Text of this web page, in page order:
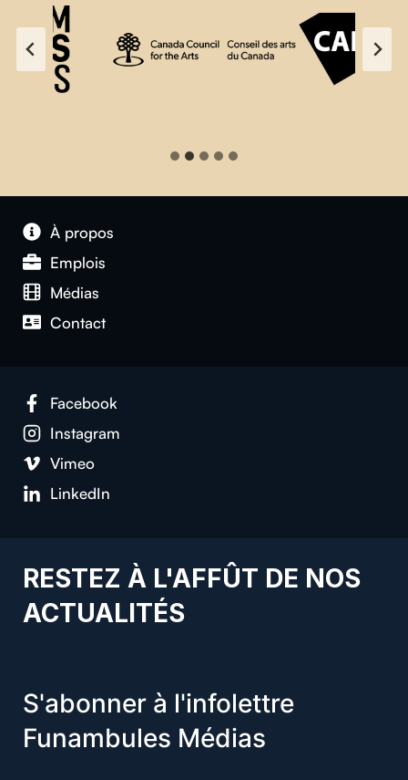
À propos
Emplois
Médias
Contact
Facebook
Instagram
Vimeo
LinkedIn
RESTEZ À L'AFFÛT DE NOS
ACTUALITÉS
S'abonner à l'infolettre
Funambules Médias